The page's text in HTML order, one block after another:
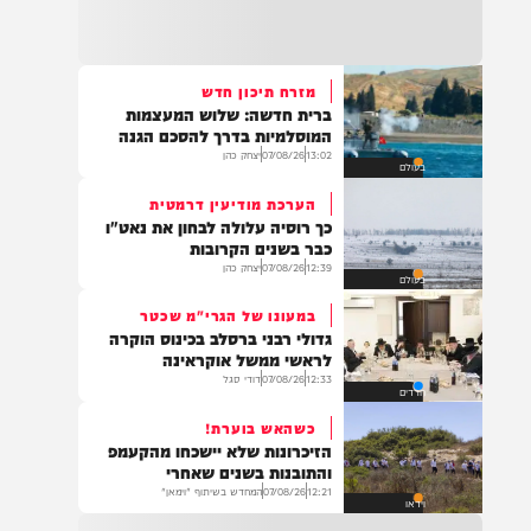
בהמשך להחייאה שבוצעה בבני ברק: הציבור
מתבקש להתפלל עבור הפעוט צבי בן שיינא
לרפואה שלמה
בין הזמנים: שלושה בחורי ישיבות חולצו
מהכינרת לאחר שנסחפו לעומק האגם, בחוף
בלתי מוכרז כשהם על גבי אביזר ציפה.
21:31
בני ברק: חובשים ופראמדיקים של ארגון הצלה
מבצעים פעולות החייאה על תינוק כבן שנה וחצי
לאחר שנחנק משקית.
19:03
בעולם
מזרח תיכון חדש
ברית חדשה: שלוש המעצמות
המוסלמיות בדרך להסכם הגנה
13:02
07/08/26יצחק כהן
בעולם
הערכת מודיעין דרמטית
כך רוסיה עלולה לבחון את נאט"ו
כבר בשנים הקרובות
12:39
07/08/26יצחק כהן
חרדים
במעונו של הגרי"מ שכטר
גדולי רבני ברסלב בכינוס הוקרה
לראשי ממשל אוקראינה
12:33
07/08/26דודי סגל
כשהאש בוערת!